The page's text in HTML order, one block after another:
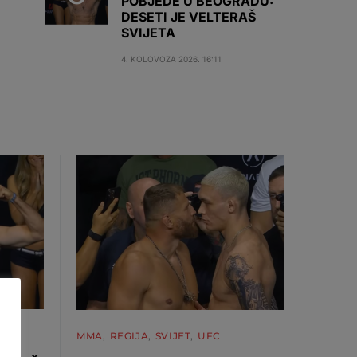
DESETI JE VELTERAŠ
SVIJETA
4. KOLOVOZA 2026. 16:11
MMA REGIJA SVIJET UFC